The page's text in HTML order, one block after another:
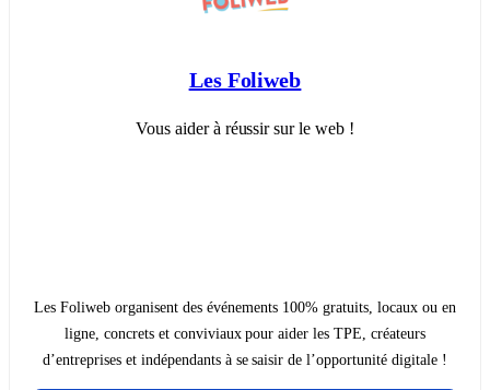
Les Foliweb
Vous aider à réussir sur le web !
Les Foliweb organisent des événements 100% gratuits, locaux ou en
ligne, concrets et conviviaux pour aider les TPE, créateurs
d’entreprises et indépendants à se saisir de l’opportunité digitale !